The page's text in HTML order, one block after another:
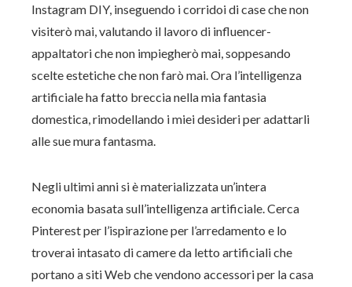
Instagram DIY, inseguendo i corridoi di case che non
visiterò mai, valutando il lavoro di influencer-
appaltatori che non impiegherò mai, soppesando
scelte estetiche che non farò mai. Ora l’intelligenza
artificiale ha fatto breccia nella mia fantasia
domestica, rimodellando i miei desideri per adattarli
alle sue mura fantasma.
Negli ultimi anni si è materializzata un’intera
economia basata sull’intelligenza artificiale. Cerca
Pinterest per l’ispirazione per l’arredamento e lo
troverai intasato di camere da letto artificiali che
portano a siti Web che vendono accessori per la casa